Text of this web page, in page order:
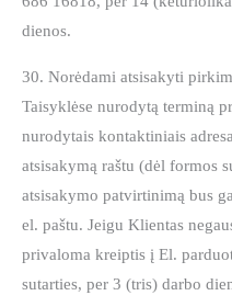
dienos.
30. Norėdami atsisakyti
Taisyklėse nurodytą terminą
nurodytais kontaktiniais
atsisakymą raštu (dėl formos
atsisakymo patvirtinimą bus
el. paštu. Jeigu Klientas
privaloma kreiptis į El.
sutarties, per 3 (tris) darbo